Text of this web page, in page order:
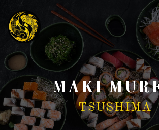
MAKI
TSUSHIMA
Panneau de gestion des cookies